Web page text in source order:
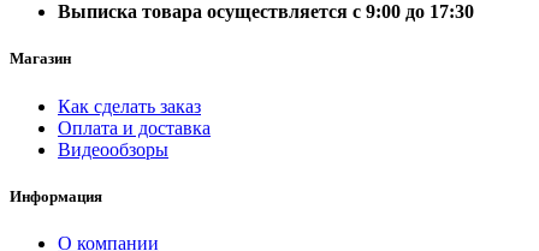
Выписка товара осуществляется с 9:00 до 17:30
Магазин
Как сделать заказ
Оплата и доставка
Видеообзоры
Информация
О компании